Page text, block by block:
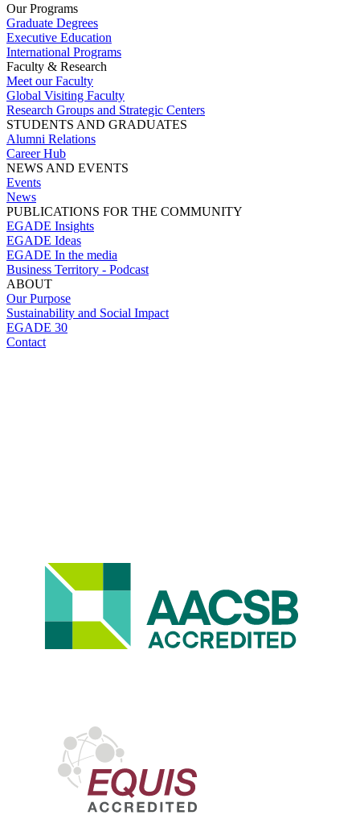
Our Programs
Graduate Degrees
Executive Education
International Programs
Faculty & Research
Meet our Faculty
Global Visiting Faculty
Research Groups and Strategic Centers
STUDENTS AND GRADUATES
Alumni Relations
Career Hub
NEWS AND EVENTS
Events
News
PUBLICATIONS FOR THE COMMUNITY
EGADE Insights
EGADE Ideas
EGADE In the media
Business Territory - Podcast
ABOUT
Our Purpose
Sustainability and Social Impact
EGADE 30
Contact